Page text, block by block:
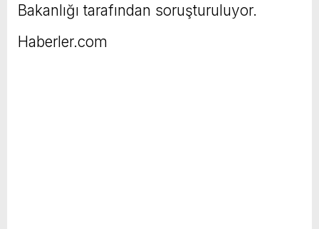
Bakanlığı tarafından soruşturuluyor.
Haberler.com